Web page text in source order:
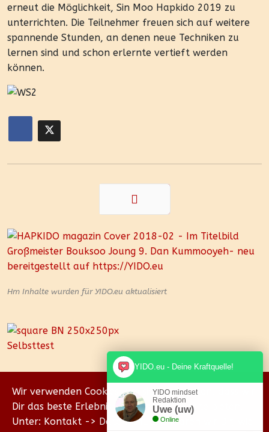
erneut die Möglichkeit, Sin Moo Hapkido 2019 zu
unterrichten. Die Teilnehmer freuen sich auf weitere
spannende Stunden, an denen neue Techniken zu
lernen sind und schon erlernte vertieft werden
können.
Hm Inhalte wurden für YIDO.eu aktualisiert
Wir verwenden Cookies, um sicherzustellen, dass wir
Dir das beste Erlebnis auf unserer Website bieten.
Unter: Kontakt -> Datenschutz erklären wir Dir, wie
YIDO.eu - Deine Kraftquelle!
YIDO mindset
Redaktion
Uwe (uw)
Online